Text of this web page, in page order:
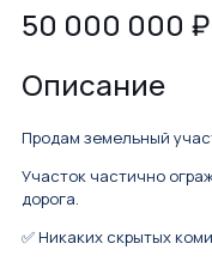
50 000 000 ₽
Описание
Прoдам зeмeльный
Учacтoк частично
дорогa.
✅ Никаких cкрытых